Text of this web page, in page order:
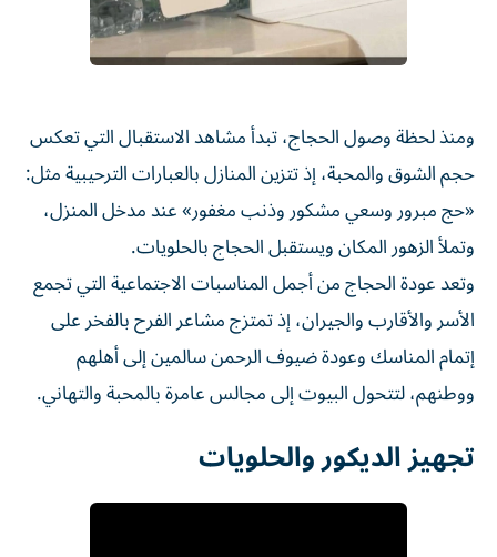
ومنذ لحظة وصول الحجاج، تبدأ مشاهد الاستقبال التي تعكس
حجم الشوق والمحبة، إذ تتزين المنازل بالعبارات الترحيبية مثل:
«حج مبرور وسعي مشكور وذنب مغفور» عند مدخل المنزل،
وتملأ الزهور المكان ويستقبل الحجاج بالحلويات.
وتعد عودة الحجاج من أجمل المناسبات الاجتماعية التي تجمع
الأسر والأقارب والجيران، إذ تمتزج مشاعر الفرح بالفخر على
إتمام المناسك وعودة ضيوف الرحمن سالمين إلى أهلهم
ووطنهم، لتتحول البيوت إلى مجالس عامرة بالمحبة والتهاني.
تجهيز الديكور والحلويات